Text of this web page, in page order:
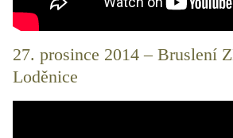
27. prosince 2014 – Bruslení
Loděnice